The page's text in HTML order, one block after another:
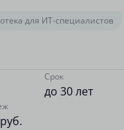
для ИТ-специалистов
Срок
до 30 лет